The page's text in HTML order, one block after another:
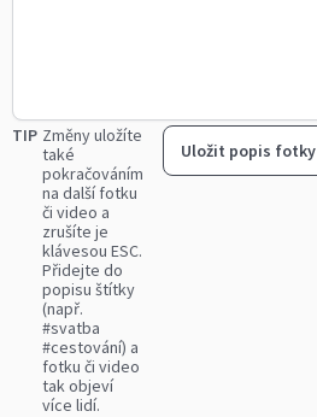
TIP Změny uložíte
také
pokračováním
na další fotku
či video a
zrušíte je
klávesou ESC.
Přidejte do
popisu štítky
(např.
#svatba
#cestování) a
fotku či video
tak objeví
více lidí.
Uložit popis fotky